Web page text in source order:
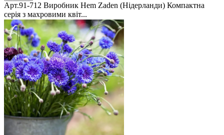
Арт.91-712 Виробник Hem Zaden (Нідерланди) Компактна
серія з махровими квіт...